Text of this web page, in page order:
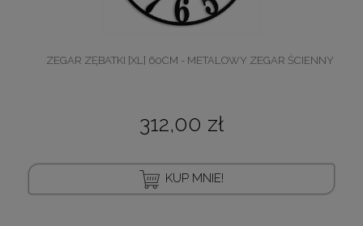
ZEGAR ZĘBATKI [XL] 60CM - METALOWY ZEGAR ŚCIENNY
312,00 zł
KUP MNIE!